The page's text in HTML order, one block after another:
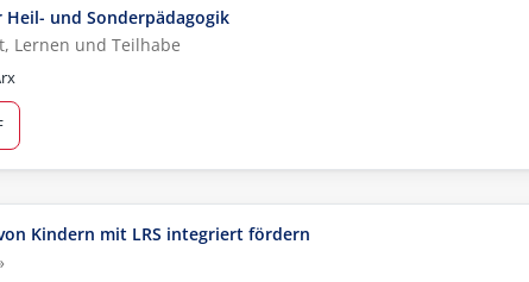
und Sonderpädagogik
Lernen und Teilhabe
Kindern mit LRS integriert fördern